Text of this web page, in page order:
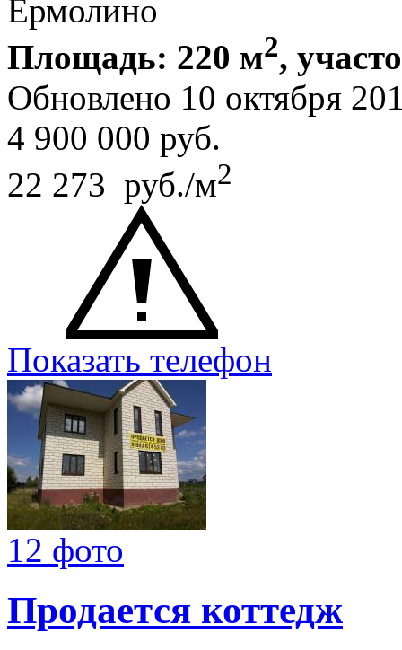
Ермолино
Площадь: 220 м2,
Обновлено 10 октября
4 900 000 руб.
22 273 руб./м2
Показать телефон
12 фото
Продается коттедж